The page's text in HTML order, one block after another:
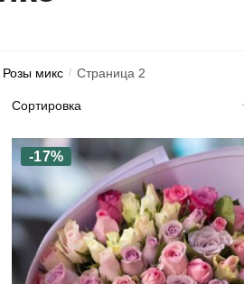
Розы микс / Страница 2
-17%